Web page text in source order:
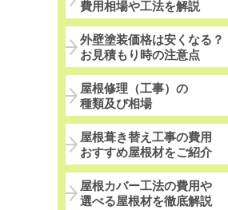
費用相場や工法を解説
外壁塗装価格は安くなる？
お見積もり時の注意点
屋根修理（工事）の
種類及び相場
屋根葺き替え工事の費用
おすすめ屋根材をご紹介
屋根カバー工法の費用や
選べる屋根材を徹底解説